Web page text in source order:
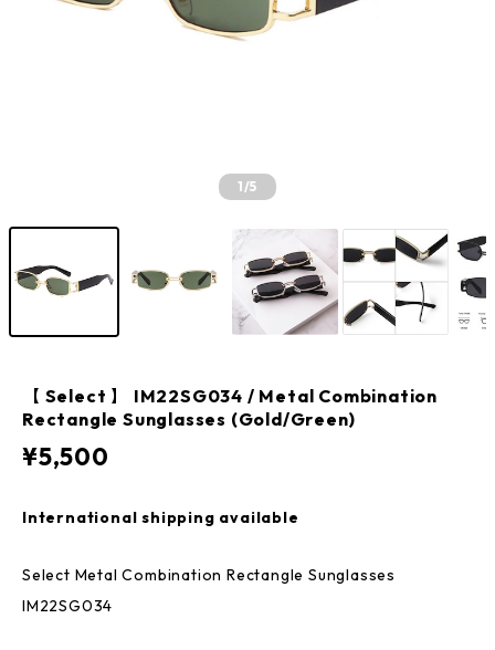
1/5
【 Select 】 IM22SG034 / Metal Combination
Rectangle Sunglasses (Gold/Green)
¥5,500
International shipping available
Select Metal Combination Rectangle Sunglasses
IM22SG034